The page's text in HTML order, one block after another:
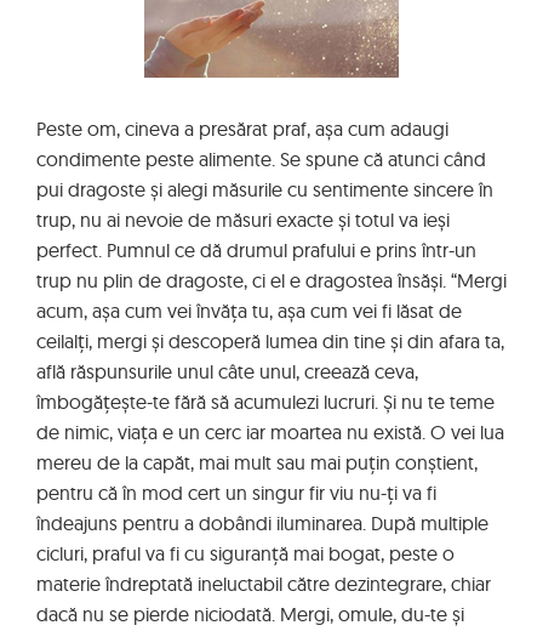
Peste om, cineva a presărat praf, așa cum adaugi
condimente peste alimente. Se spune că atunci când
pui dragoste și alegi măsurile cu sentimente sincere în
trup, nu ai nevoie de măsuri exacte și totul va ieși
perfect. Pumnul ce dă drumul prafului e prins într-un
trup nu plin de dragoste, ci el e dragostea însăși. “Mergi
acum, așa cum vei învăța tu, așa cum vei fi lăsat de
ceilalți, mergi și descoperă lumea din tine și din afara ta,
află răspunsurile unul câte unul, creează ceva,
îmbogățește-te fără să acumulezi lucruri. Și nu te teme
de nimic, viața e un cerc iar moartea nu există. O vei lua
mereu de la capăt, mai mult sau mai puțin conștient,
pentru că în mod cert un singur fir viu nu-ți va fi
îndeajuns pentru a dobândi iluminarea. După multiple
cicluri, praful va fi cu siguranță mai bogat, peste o
materie îndreptată ineluctabil către dezintegrare, chiar
dacă nu se pierde niciodată. Mergi, omule, du-te și